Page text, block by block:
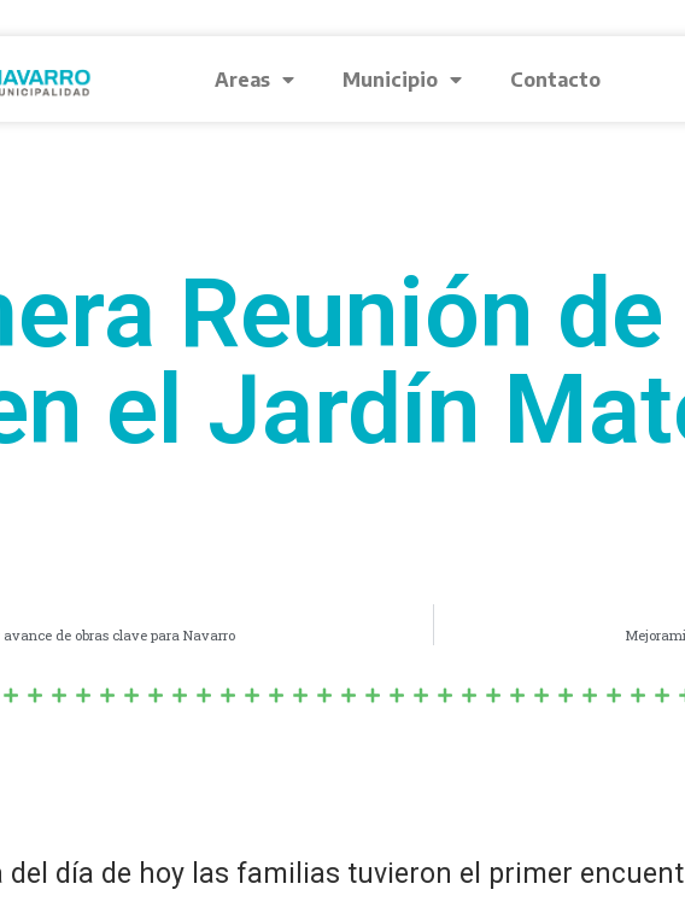
Areas Municipio Contacto
Reunión
el Jardín
de obras clave para Navarro
del día de hoy las familias tuvieron el primer